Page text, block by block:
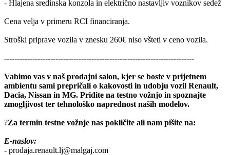
- Hlajena sredinska konzola in električno nastavljiv voznikov sedež
Cena velja v primeru RCI financiranja.
Stroški priprave vozila v znesku 260€ niso všteti v ceno vozila.
--------------------------------------------------------------------------
Vabimo vas v naš prodajni salon, kjer se boste v prijetnem
ambientu sami prepričali o kakovosti in udobju vozil Renault,
Dacia, Nissan in MG. Pridite na testno vožnjo in spoznajte
zmogljivost ter tehnološko naprednost naših modelov.
?Za termin testne vožnje nas pokličite ali nam pišite na:
E-naslov:
- prodaja.renault.lj@malgaj.com